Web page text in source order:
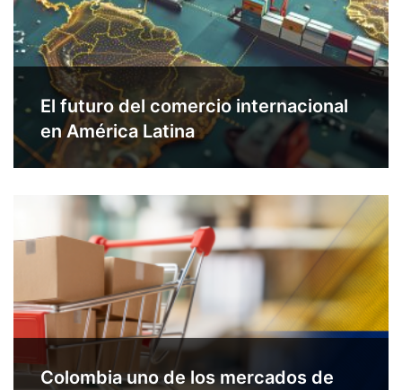
El futuro del comercio internacional
en América Latina
Colombia uno de los mercados de